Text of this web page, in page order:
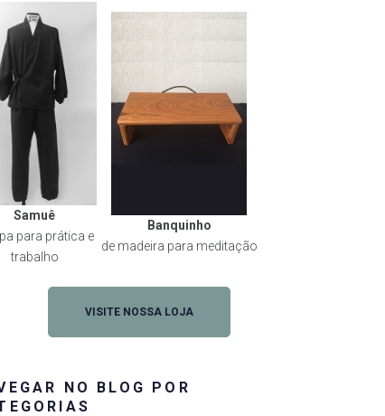
Samuê
para prática e
trabalho
Banquinho
de madeira para meditação
VISITE NOSSA LOJA
NO BLOG POR